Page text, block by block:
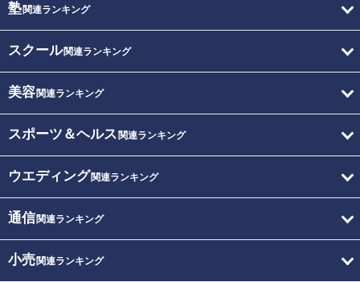
塾関連ランキング
スクール関連ランキング
美容関連ランキング
スポーツ＆ヘルス 関連ランキング
ウエディング関連ランキング
通信関連ランキング
小売関連ランキング